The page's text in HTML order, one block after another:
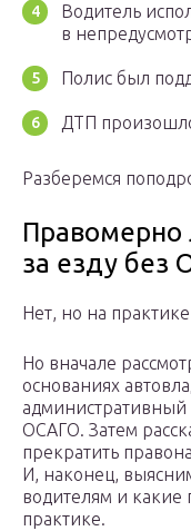
Водитель
в
Полис был
ДТП
Разберемся
Правомерно
за езду без
Нет, но на
Но вначале
основаниях
административный
ОСАГО. Затем
прекратить
И, наконец,
водителям и какие
практике.